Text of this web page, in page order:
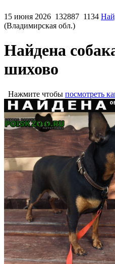
15 июня 2026 132887 1134
(Владимирская обл.)
Найдена
шихово
Нажмите чтобы посмотреть